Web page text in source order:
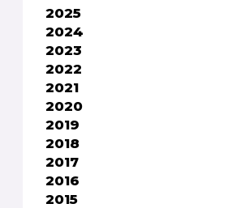
2025
2024
2023
2022
2021
2020
2019
2018
2017
2016
2015